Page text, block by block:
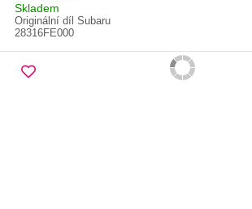
Skladem
Originální díl Subaru
28316FE000